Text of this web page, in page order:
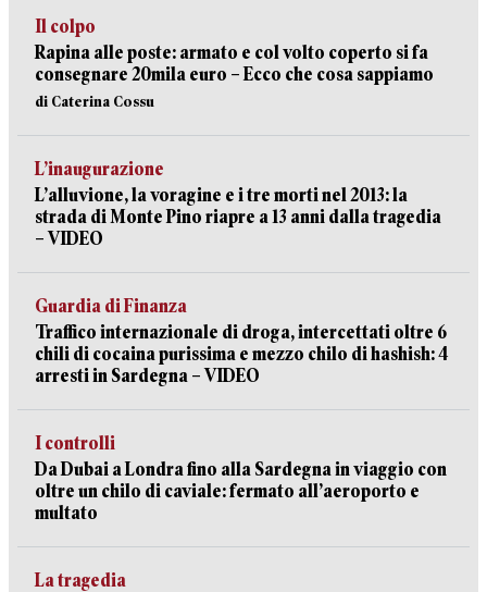
Il colpo
Rapina alle poste: armato e col volto coperto si fa
consegnare 20mila euro – Ecco che cosa sappiamo
di Caterina Cossu
L’inaugurazione
L’alluvione, la voragine e i tre morti nel 2013: la
strada di Monte Pino riapre a 13 anni dalla tragedia
– VIDEO
Guardia di Finanza
Traffico internazionale di droga, intercettati oltre 6
chili di cocaina purissima e mezzo chilo di hashish: 4
arresti in Sardegna – VIDEO
I controlli
Da Dubai a Londra fino alla Sardegna in viaggio con
oltre un chilo di caviale: fermato all’aeroporto e
multato
La tragedia